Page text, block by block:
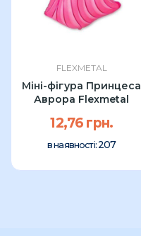
FLEXMETAL
Міні-фігура Принцеса
Аврора Flexmetal
12,76 грн.
в наявності:207